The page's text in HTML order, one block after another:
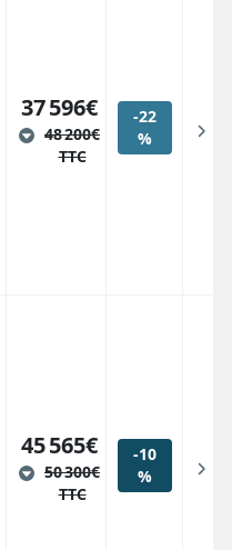
37 596€
48 200€
TTC
-22
%
45 565€
50 300€
TTC
-10
%